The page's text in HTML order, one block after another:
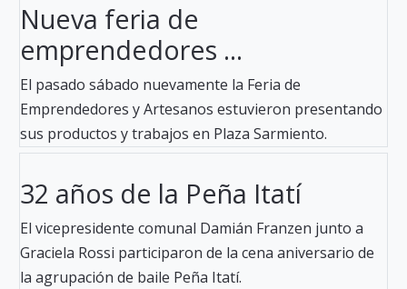
Nueva feria de
emprendedores ...
El pasado sábado nuevamente la Feria de
Emprendedores y Artesanos estuvieron presentando
sus productos y trabajos en Plaza Sarmiento.
32 años de la Peña Itatí
El vicepresidente comunal Damián Franzen junto a
Graciela Rossi participaron de la cena aniversario de
la agrupación de baile Peña Itatí.